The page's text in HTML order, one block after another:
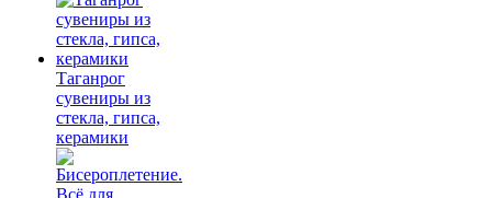
Таганрог
сувениры из
стекла, гипса,
керамики